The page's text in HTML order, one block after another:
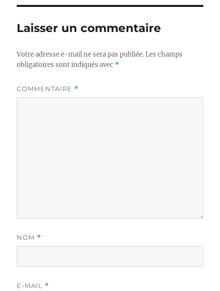
Laisser un commentaire
Votre adresse e-mail ne sera pas publiée. Les champs
obligatoires sont indiqués avec *
COMMENTAIRE *
NOM *
E-MAIL *